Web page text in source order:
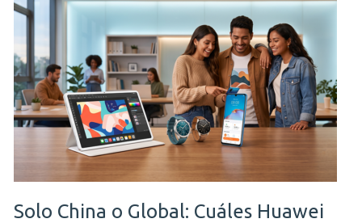
Solo China o Global: Cuáles Huawei